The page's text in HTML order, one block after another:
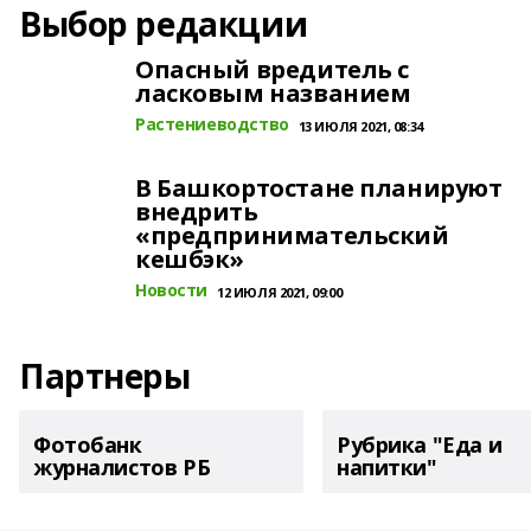
Выбор редакции
Опасный вредитель с
ласковым названием
Растениеводство 13 ИЮЛЯ 2021, 08:34
В Башкортостане планируют
внедрить
«предпринимательский
кешбэк»
Новости 12 ИЮЛЯ 2021, 09:00
Партнеры
Фотобанк
журналистов РБ
Рубрика "Еда и
напитки"